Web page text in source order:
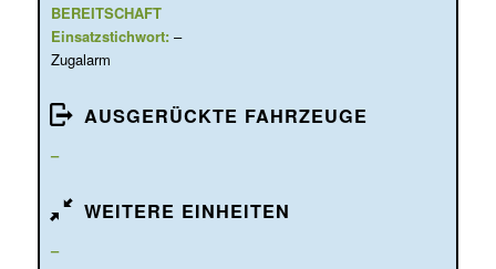
BEREITSCHAFT
Einsatzstichwort: –
Zugalarm
AUSGERÜCKTE FAHRZEUGE
–
WEITERE EINHEITEN
–